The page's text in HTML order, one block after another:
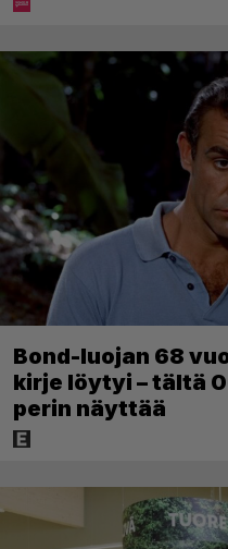
Bond-luojan 68
kirje löytyi – tältä
perin näyttää